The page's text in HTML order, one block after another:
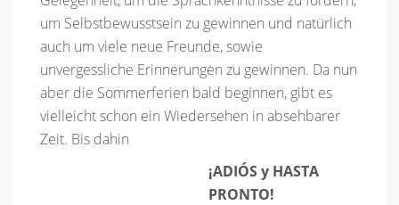
um Selbstbewusstsein zu gewinnen und natürlich
auch um viele neue Freunde, sowie
unvergessliche Erinnerungen zu gewinnen. Da nun
aber die Sommerferien bald beginnen, gibt es
vielleicht schon ein Wiedersehen in absehbarer
Zeit. Bis dahin
¡ADIÓS y HASTA
PRONTO!